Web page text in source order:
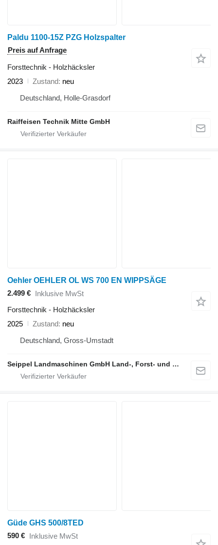
Paldu 1100-15Z PZG Holzspalter
Preis auf Anfrage
Forsttechnik - Holzhäcksler
2023
Zustand neu
Deutschland, Holle-Grasdorf
Raiffeisen Technik Mitte GmbH
Oehler OEHLER OL WS 700 EN WIPPSÄGE
2.499 € Inklusive MwSt
Forsttechnik - Holzhäcksler
2025
Zustand neu
Deutschland, Gross-Umstadt
Seippel Landmaschinen GmbH Land-, Forst- und Gartentechnik
Güde GHS 500/8TED
590 € Inklusive MwSt